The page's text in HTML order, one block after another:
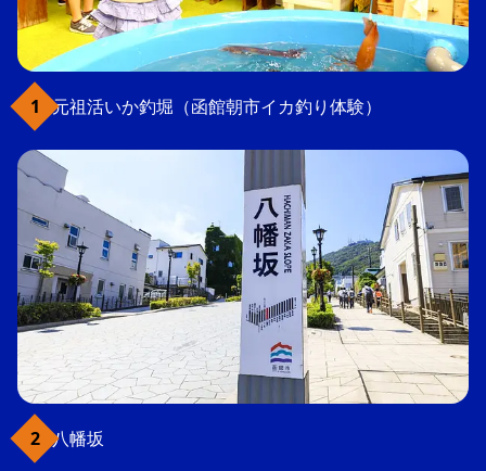
元祖活いか釣堀（函館朝市イカ釣り体験）
八幡坂